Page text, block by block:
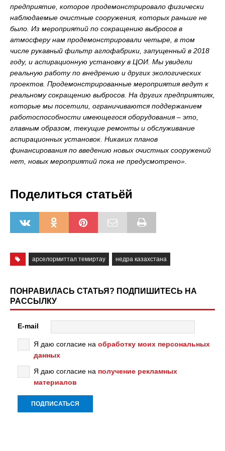
предприятие, которое продемонстрировало физически
наблюдаемые очистные сооружения, которых раньше не
было. Из мероприятий по сокращению выбросов в
атмосферу нам продемонстрировали четыре, в том
числе рукавный фильтр аглофабрики, запущенный в 2018
году, и аспирационную установку в ЦОИ. Мы увидели
реальную работу по внедрению и других экологических
проектов. Продемонстрированные мероприятия ведут к
реальному сокращению выбросов. На других предприятиях,
которые мы посетили, ограничиваются поддержанием
работоспособности имеющегося оборудования – это,
главным образом, текущие ремонты и обслуживание
аспирационных установок. Никаких планов
финансирования по введению новых очистных сооружений
нет, новых мероприятий пока не предусмотрено».
Поделиться статьёй
арселормиттал темиртау недра казахстана
ПОНРАВИЛАСЬ СТАТЬЯ? ПОДПИШИТЕСЬ НА
РАССЫЛКУ
E-mail
Я даю согласие на обработку моих персональных
данных
Я даю согласие на получение рекламных
материалов